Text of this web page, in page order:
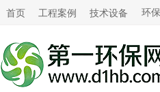
首页 工程案例 技术设备 环